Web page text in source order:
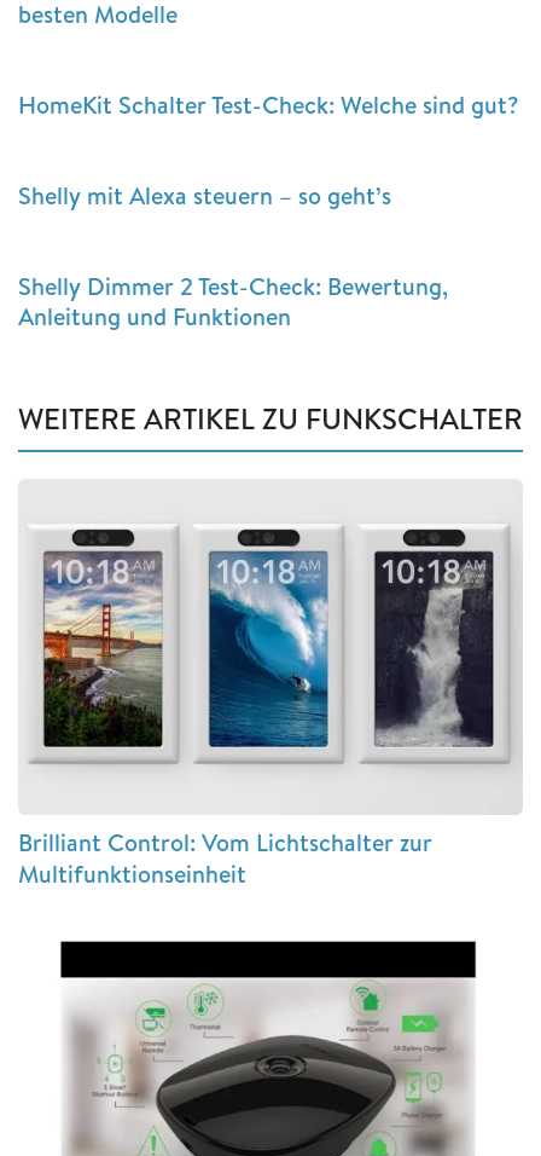
besten Modelle
HomeKit Schalter Test-Check: Welche sind gut?
Shelly mit Alexa steuern – so geht’s
Shelly Dimmer 2 Test-Check: Bewertung,
Anleitung und Funktionen
WEITERE ARTIKEL ZU FUNKSCHALTER
Brilliant Control: Vom Lichtschalter zur
Multifunktionseinheit